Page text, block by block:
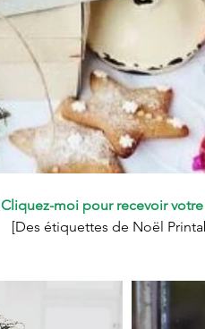
Cliquez-moi pour recevoir
[Des étiquettes de Noël